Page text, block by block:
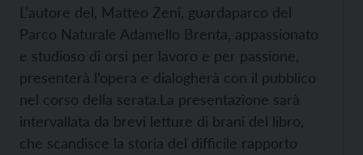
L’autore del, Matteo Zeni, guardaparco del
Parco Naturale Adamello Brenta, appassionato
e studioso di orsi per lavoro e per passione,
presenterà l’opera e dialogherà con il pubblico
nel corso della serata.La presentazione sarà
intervallata da brevi letture di brani del libro,
che scandisce la storia del difficile rapporto